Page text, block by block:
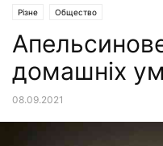
Різне Общество
домашніх
08.09.2021